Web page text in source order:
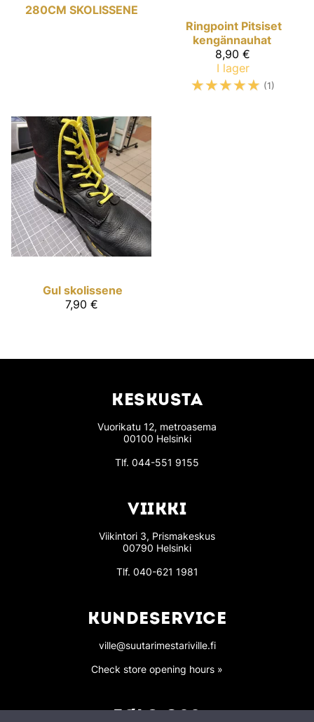
280CM SKOLISSENE
Ringpoint Pitsiset
kengännauhat
8,90 €
I lager
☆☆☆☆☆ (1)
Gul skolissene
7,90 €
KESKUSTA
Vuorikatu 12, metroasema
00100 Helsinki
Tlf. 044-551 9155
VIIKKI
Viikintori 3, Prismakeskus
00790 Helsinki
Tlf. 040-621 1981
KUNDESERVICE
ville@suutarimestariville.fi
Check store opening hours »